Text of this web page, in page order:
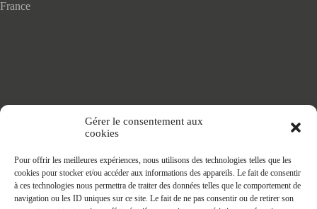
Gérer le consentement aux
cookies
Pour offrir les meilleures expériences, nous utilisons des technologies telles que les
cookies pour stocker et/ou accéder aux informations des appareils. Le fait de consentir
à ces technologies nous permettra de traiter des données telles que le comportement de
navigation ou les ID uniques sur ce site. Le fait de ne pas consentir ou de retirer son
France
Adhésifs SANS PVC
Nappes
Protège Table
Nappes SANS PVC
Tapis PRATIC
Affaires à faire